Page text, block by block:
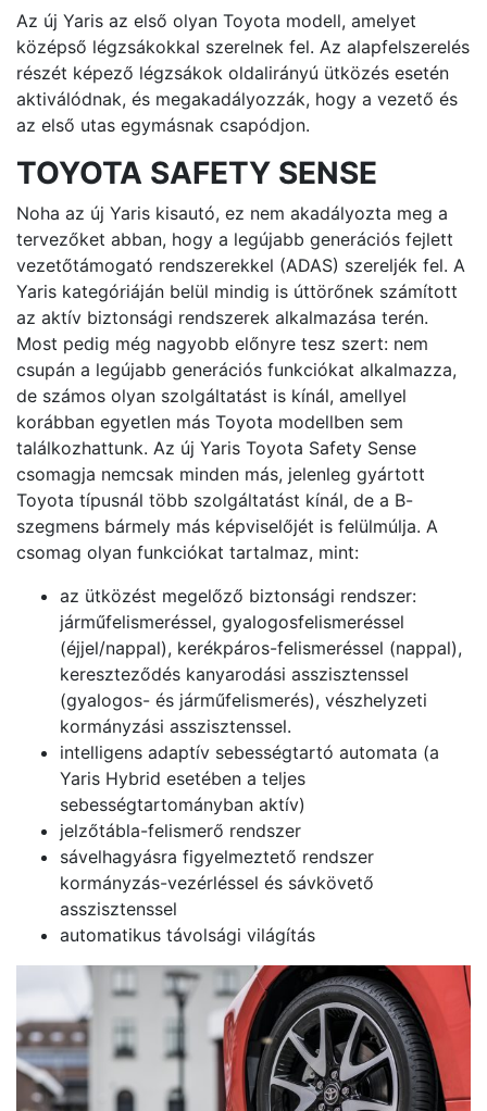
Az új Yaris az első olyan Toyota modell, amelyet
középső légzsákokkal szerelnek fel. Az alapfelszerelés
részét képező légzsákok oldalirányú ütközés esetén
aktiválódnak, és megakadályozzák, hogy a vezető és
az első utas egymásnak csapódjon.
TOYOTA SAFETY SENSE
Noha az új Yaris kisautó, ez nem akadályozta meg a
tervezőket abban, hogy a legújabb generációs fejlett
vezetőtámogató rendszerekkel (ADAS) szereljék fel. A
Yaris kategóriáján belül mindig is úttörőnek számított
az aktív biztonsági rendszerek alkalmazása terén.
Most pedig még nagyobb előnyre tesz szert: nem
csupán a legújabb generációs funkciókat alkalmazza,
de számos olyan szolgáltatást is kínál, amellyel
korábban egyetlen más Toyota modellben sem
találkozhattunk. Az új Yaris Toyota Safety Sense
csomagja nemcsak minden más, jelenleg gyártott
Toyota típusnál több szolgáltatást kínál, de a B-
szegmens bármely más képviselőjét is felülmúlja. A
csomag olyan funkciókat tartalmaz, mint:
az ütközést megelőző biztonsági rendszer:
járműfelismeréssel, gyalogosfelismeréssel
(éjjel/nappal), kerékpáros-felismeréssel (nappal),
kereszteződés kanyarodási asszisztenssel
(gyalogos- és járműfelismerés), vészhelyzeti
kormányzási asszisztenssel.
intelligens adaptív sebességtartó automata (a
Yaris Hybrid esetében a teljes
sebességtartományban aktív)
jelzőtábla-felismerő rendszer
sávelhagyásra figyelmeztető rendszer
kormányzás-vezérléssel és sávkövető
asszisztenssel
automatikus távolsági világítás